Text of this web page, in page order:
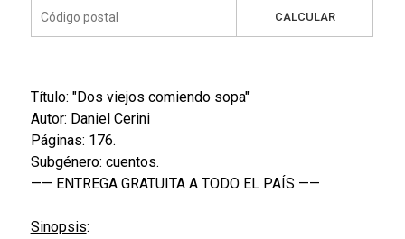
CALCULAR
Título: "Dos viejos comiendo sopa"
Autor: Daniel Cerini
Páginas: 176.
Subgénero: cuentos.
—— ENTREGA GRATUITA A TODO EL PAÍS ——
Sinopsis: